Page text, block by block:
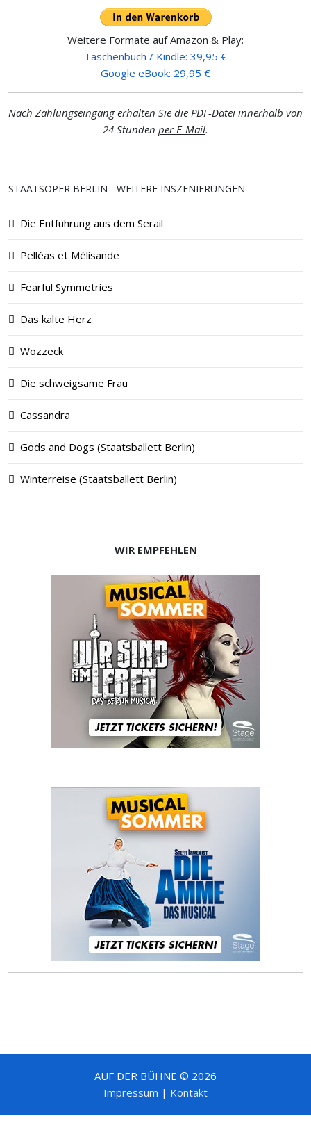
Weitere Formate auf Amazon & Play:
Taschenbuch / Kindle: 39,95 €
Google eBook: 29,95 €
Nach Zahlungseingang erhalten Sie die PDF-Datei innerhalb von
24 Stunden per E-Mail.
STAATSOPER BERLIN - WEITERE INSZENIERUNGEN
Die Entführung aus dem Serail
Pelléas et Mélisande
Fearful Symmetries
Das kalte Herz
Wozzeck
Die schweigsame Frau
Cassandra
Gods and Dogs (Staatsballett Berlin)
Winterreise (Staatsballett Berlin)
WIR EMPFEHLEN
AUF DER BÜHNE © 2026
Impressum | Kontakt